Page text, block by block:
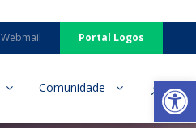
Webmail Portal Logos
Comunidade